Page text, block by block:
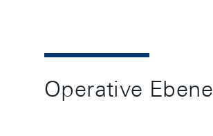
Operative Ebene